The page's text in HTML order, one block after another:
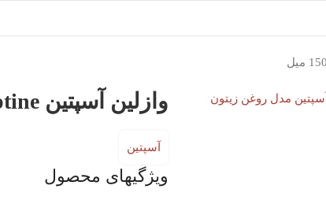
وازلین آسپتین Aseptine رایحه روغن زیتون حجم 150 میل
آسپتین
ویژگیهای محصول